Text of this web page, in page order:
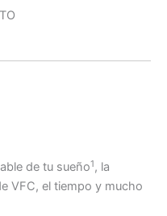
de tu sueño1, la
VFC, el tiempo y mucho